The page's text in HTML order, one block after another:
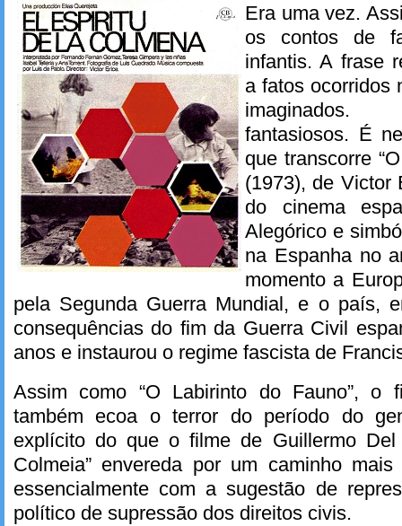
Era uma vez.
os contos de
infantis. A frase
a fatos ocorridos
imaginados.
fantasiosos. É
que transcorre
(1973), de
do cinema
Alegórico e
na Espanha no
momento a
pela Segunda Guerra Mundial, e o país,
consequências do fim da Guerra Civil
anos e instaurou o regime fascista de
Assim como “O Labirinto do Fauno”, o
também ecoa o terror do período do
explícito do que o filme de Guillermo Del
Colmeia” envereda por um caminho
essencialmente com a sugestão de
político de supressão dos direitos civis.